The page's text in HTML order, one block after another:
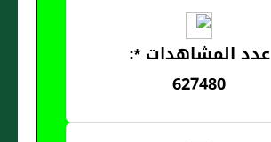
عدد المشاهدات *:
627480